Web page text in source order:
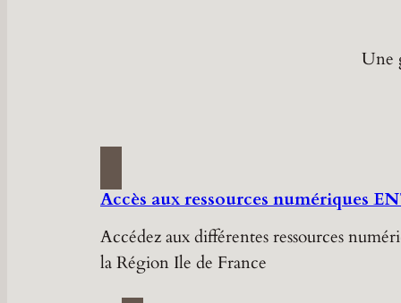
Une
Accès aux ressources numériques
Accédez aux différentes ressources
la Région Ile de France